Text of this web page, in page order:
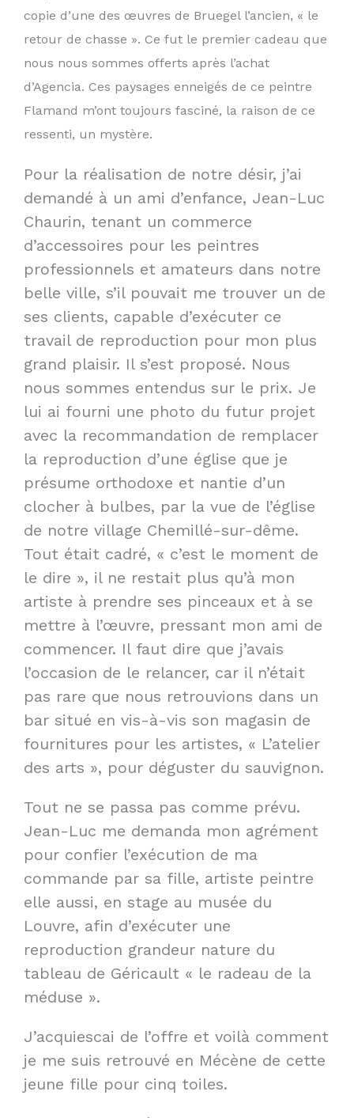
copie d’une des œuvres de Bruegel l’ancien, « le
retour de chasse ». Ce fut le premier cadeau que
nous nous sommes offerts après l’achat
d’Agencia. Ces paysages enneigés de ce peintre
Flamand m’ont toujours fasciné, la raison de ce
ressenti, un mystère.
Pour la réalisation de notre désir, j’ai
demandé à un ami d’enfance, Jean-Luc
Chaurin, tenant un commerce
d’accessoires pour les peintres
professionnels et amateurs dans notre
belle ville, s’il pouvait me trouver un de
ses clients, capable d’exécuter ce
travail de reproduction pour mon plus
grand plaisir. Il s’est proposé. Nous
nous sommes entendus sur le prix. Je
lui ai fourni une photo du futur projet
avec la recommandation de remplacer
la reproduction d’une église que je
présume orthodoxe et nantie d’un
clocher à bulbes, par la vue de l’église
de notre village Chemillé-sur-dême.
Tout était cadré, « c’est le moment de
le dire », il ne restait plus qu’à mon
artiste à prendre ses pinceaux et à se
mettre à l’œuvre, pressant mon ami de
commencer. Il faut dire que j’avais
l’occasion de le relancer, car il n’était
pas rare que nous retrouvions dans un
bar situé en vis-à-vis son magasin de
fournitures pour les artistes, « L’atelier
des arts », pour déguster du sauvignon.
Tout ne se passa pas comme prévu.
Jean-Luc me demanda mon agrément
pour confier l’exécution de ma
commande par sa fille, artiste peintre
elle aussi, en stage au musée du
Louvre, afin d’exécuter une
reproduction grandeur nature du
tableau de Géricault « le radeau de la
méduse ».
J’acquiescai de l’offre et voilà comment
je me suis retrouvé en Mécène de cette
jeune fille pour cinq toiles.